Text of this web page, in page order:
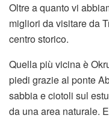
Oltre a quanto vi
migliori da visitare da
centro storico.
Quella più vicina è
piedi grazie al ponte
sabbia e ciotoli sul
da una area naturale.